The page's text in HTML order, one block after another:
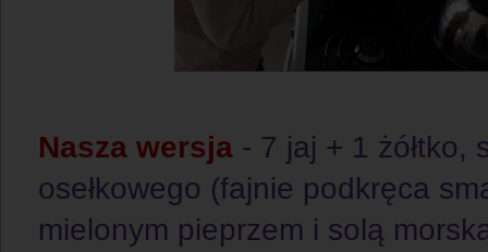
Nasza wersja - 7 jaj + 1 żółtko,
osełkowego (fajnie podkręca
mielonym pieprzem i solą